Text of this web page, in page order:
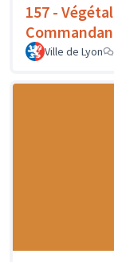
157 -
Ville de Lyon